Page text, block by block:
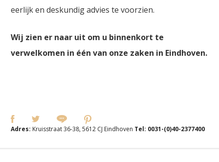
eerlijk en deskundig advies te voorzien.
Wij zien er naar uit om u binnenkort te
verwelkomen in één van onze zaken in Eindhoven.
Adres: Kruisstraat 36-38, 5612 CJ Eindhoven Tel: 0031-(0)40-2377400